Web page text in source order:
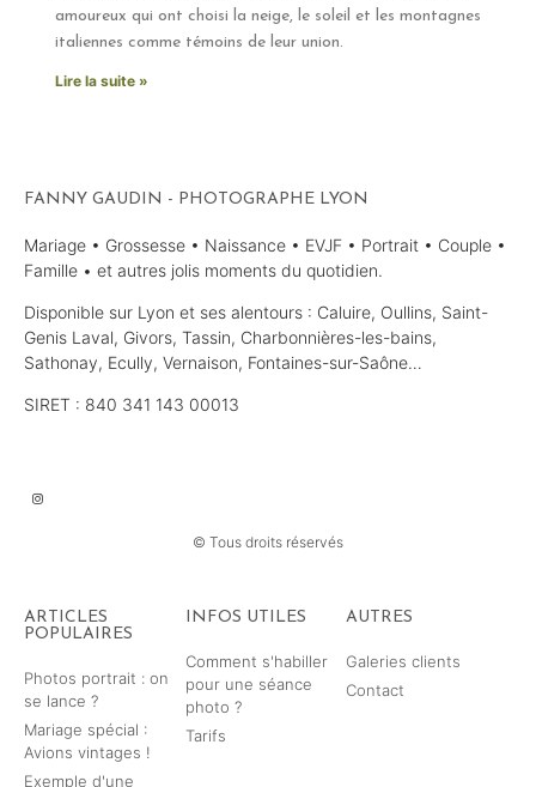
amoureux qui ont choisi la neige, le soleil et les montagnes
italiennes comme témoins de leur union.
Lire la suite »
FANNY GAUDIN - PHOTOGRAPHE LYON
Mariage • Grossesse • Naissance • EVJF • Portrait • Couple •
Famille • et autres jolis moments du quotidien.
Disponible sur Lyon et ses alentours : Caluire, Oullins, Saint-
Genis Laval, Givors, Tassin, Charbonnières-les-bains,
Sathonay, Ecully, Vernaison, Fontaines-sur-Saône…
SIRET : 840 341 143 00013
© Tous droits réservés
ARTICLES
POPULAIRES
Photos portrait : on
se lance ?
Mariage spécial :
Avions vintages !
Exemple d'une
INFOS UTILES
Comment s'habiller
pour une séance
photo ?
Tarifs
AUTRES
Galeries clients
Contact